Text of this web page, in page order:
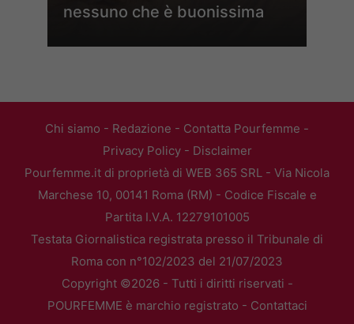
nessuno che è buonissima
Chi siamo - Redazione - Contatta Pourfemme -
Privacy Policy- Disclaimer
Pourfemme.it di proprietà di WEB 365 SRL - Via Nicola
Marchese 10, 00141 Roma (RM) - Codice Fiscale e
Partita I.V.A. 12279101005
Testata Giornalistica registrata presso il Tribunale di
Roma con n°102/2023 del 21/07/2023
Copyright ©2026 - Tutti i diritti riservati -
POURFEMME è marchio registrato - Contattaci